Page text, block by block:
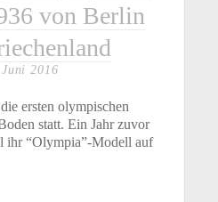
von Berlin
2016
ersten olympischen
statt. Ein Jahr zuvor
ihr “Olympia”-Modell auf